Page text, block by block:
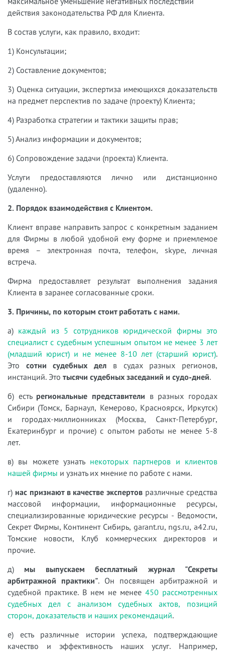
действия законодательства РФ для Клиента.
В состав услуги, как правило, входит:
1) Консультации;
2) Составление документов;
3) Оценка ситуации, экспертиза имеющихся доказательств
на предмет перспектив по задаче (проекту) Клиента;
4) Разработка стратегии и тактики защиты прав;
5) Анализ информации и документов;
6) Сопровождение задачи (проекта) Клиента.
Услуги предоставляются лично или дистанционно
(удаленно).
2. Порядок взаимодействия с Клиентом.
Клиент вправе направить запрос с конкретным заданием
для Фирмы в любой удобной ему форме и приемлемое
время – электронная почта, телефон, skype, личная
встреча.
Фирма предоставляет результат выполнения задания
Клиента в заранее согласованные сроки.
3. Причины, по которым стоит работать с нами.
а) каждый из 5 сотрудников юридической фирмы это
специалист с судебным успешным опытом не менее 3 лет
(младший юрист) и не менее 8-10 лет (старший юрист).
Это сотни судебных дел в судах разных регионов,
инстанций. Это тысячи судебных заседаний и судо-дней.
б) есть региональные представители в разных городах
Сибири (Томск, Барнаул, Кемерово, Красноярск, Иркутск)
и городах-миллионниках (Москва, Санкт-Петербург,
Екатеринбург и прочие) с опытом работы не менее 5-8
лет.
в) вы можете узнать некоторых партнеров и клиентов
нашей фирмы и узнать их мнение по работе с нами.
г) нас признают в качестве экспертов различные средства
массовой информации, информационные ресурсы,
специализированные юридические ресурсы - Ведомости,
Секрет Фирмы, Континент Сибирь, garant.ru, ngs.ru, a42.ru,
Томские новости, Клуб коммерческих директоров и
прочие.
д) мы выпускаем бесплатный журнал "Секреты
арбитражной практики". Он посвящен арбитражной и
судебной практике. В нем не менее 450 рассмотренных
судебных дел с анализом судебных актов, позиций
сторон, доказательств и наших рекомендаций.
е) есть различные истории успеха, подтверждающие
качество и эффективность наших услуг. Например,